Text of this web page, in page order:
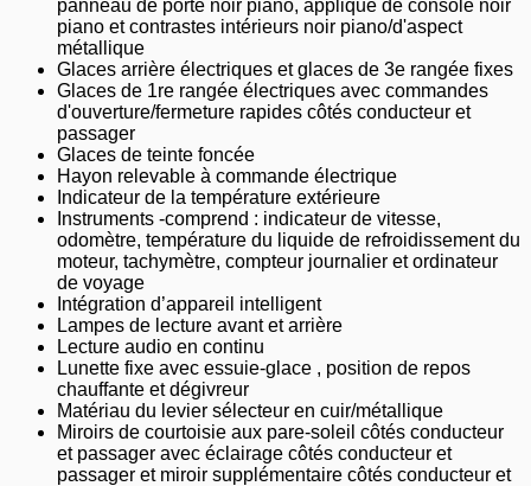
panneau de porte noir piano, applique de console noir
piano et contrastes intérieurs noir piano/d'aspect
métallique
Glaces arrière électriques et glaces de 3e rangée fixes
Glaces de 1re rangée électriques avec commandes
d'ouverture/fermeture rapides côtés conducteur et
passager
Glaces de teinte foncée
Hayon relevable à commande électrique
Indicateur de la température extérieure
Instruments -comprend : indicateur de vitesse,
odomètre, température du liquide de refroidissement du
moteur, tachymètre, compteur journalier et ordinateur
de voyage
Intégration d’appareil intelligent
Lampes de lecture avant et arrière
Lecture audio en continu
Lunette fixe avec essuie-glace , position de repos
chauffante et dégivreur
Matériau du levier sélecteur en cuir/métallique
Miroirs de courtoisie aux pare-soleil côtés conducteur
et passager avec éclairage côtés conducteur et
passager et miroir supplémentaire côtés conducteur et